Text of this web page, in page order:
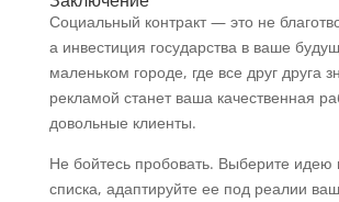
Социальный контракт — это не
а инвестиция государства в ваше
маленьком городе, где все друг друга
рекламой станет ваша качественная
довольные клиенты.
Не бойтесь пробовать. Выберите идею
списка, адаптируйте ее под реалии